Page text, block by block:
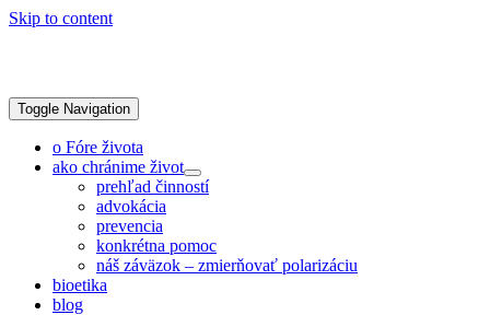
Skip to content
Toggle Navigation
o Fóre života
ako chránime život
prehľad činností
advokácia
prevencia
konkrétna pomoc
náš záväzok – zmierňovať polarizáciu
bioetika
blog